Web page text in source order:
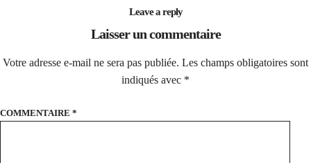
Leave a reply
Laisser un commentaire
Votre adresse e-mail ne sera pas publiée. Les champs obligatoires sont
indiqués avec *
COMMENTAIRE *